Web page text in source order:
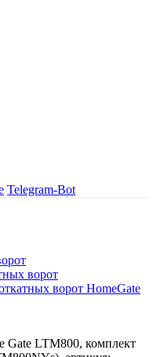
Telegram-Bot
ворот
ворот HomeGate